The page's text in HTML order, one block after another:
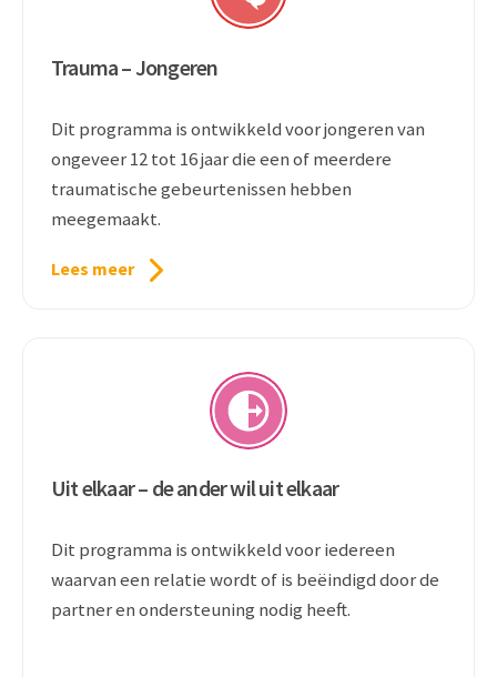
Trauma – Jongeren
Dit programma is ontwikkeld voor jongeren van
ongeveer 12 tot 16 jaar die een of meerdere
traumatische gebeurtenissen hebben
meegemaakt.
Lees meer
Uit elkaar – de ander wil uit elkaar
Dit programma is ontwikkeld voor iedereen
waarvan een relatie wordt of is beëindigd door de
partner en ondersteuning nodig heeft.